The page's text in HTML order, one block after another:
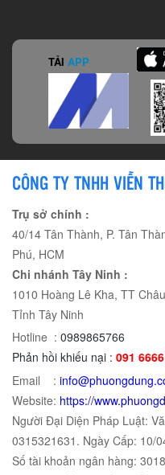
TẢI APP
CÔNG TY TNHH VIỄN
Trụ sở chính :
40/14 Tân Thành, P. Tân
Phú, HCM
Chi nhánh Tây Ninh :
1010 Hoàng Lê Kha, TT
Tỉnh Tây Ninh
Hotline : 0989865766
Phản hồi khiếu nại : 091
Email :
Website: https://
Người Đại Diện Pháp Luật:
0315321631. Ngày Cấp: 10/
Số tài khoản ngân hàng: